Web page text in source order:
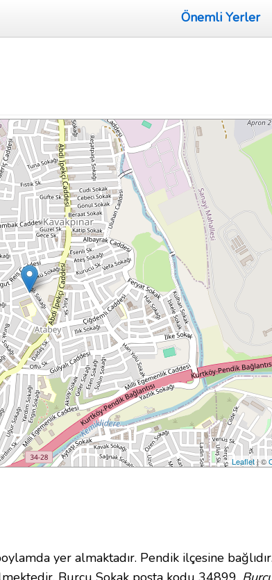
Önemli Yerler
Leaflet| ©
yer almaktadır. Pendik ilçesine bağlıdır.